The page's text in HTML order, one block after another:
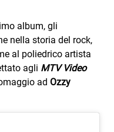
album, gli
nella storia del rock,
al poliedrico artista
agli MTV Video
ad Ozzy